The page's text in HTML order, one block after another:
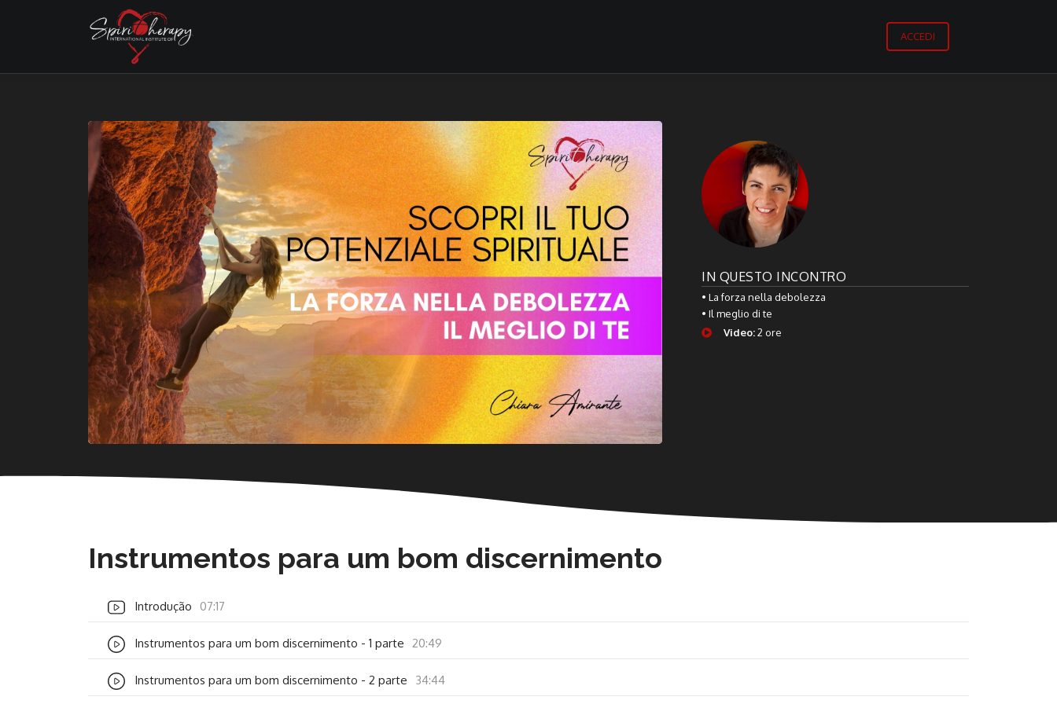
ACCEDI
IN QUESTO INCONTRO
• La forza nella debolezza
• Il meglio di te
Video:2 ore
Instrumentos para um bom discernimento
Introdução 07:17
Instrumentos para um bom discernimento - 1 parte 20:49
Instrumentos para um bom discernimento - 2 parte 34:44